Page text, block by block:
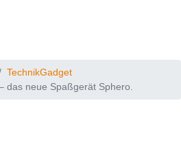
TechnikGadget
das neue Spaßgerät Sphero.